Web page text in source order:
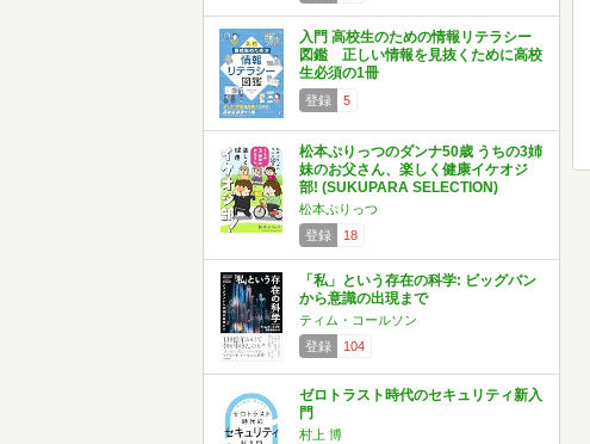
入門 高校生のための情報リテラシー
図鑑 正しい情報を見抜くために高校
生必須の1冊
登録 5
松本ぷりっつのダンナ50歳 うちの3姉
妹のお父さん、楽しく健康イケオジ
部! (SUKUPARA SELECTION)
松本ぷりっつ
登録
18
「私」という存在の科学: ビッグバン
から意識の出現まで
ティム・コールソン
登録
104
ゼロトラスト時代のセキュリティ新入
門
村上 博